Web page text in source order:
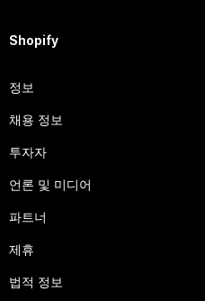
Shopify
정보
채용 정보
투자자
언론 및 미디어
파트너
제휴
법적 정보